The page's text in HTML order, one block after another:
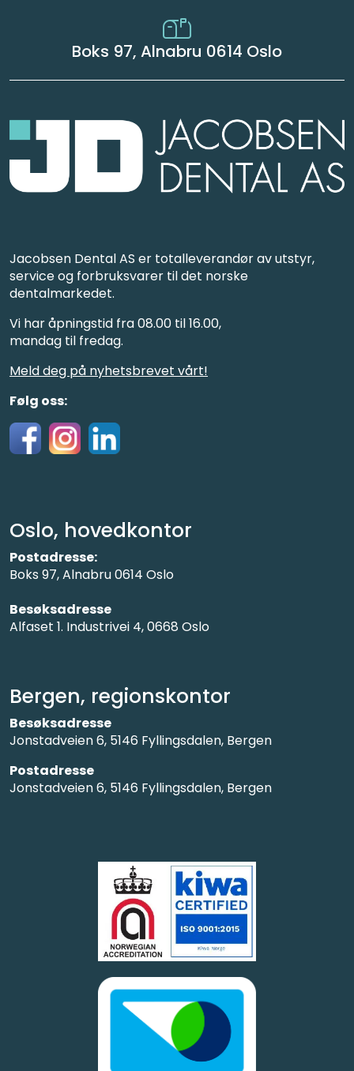
Boks 97, Alnabru 0614 Oslo
Jacobsen Dental AS er totalleverandør av utstyr,
service og forbruksvarer til det norske
dentalmarkedet.
Vi har åpningstid fra 08.00 til 16.00,
mandag til fredag.
Meld deg på nyhetsbrevet vårt!
Følg oss:
Bergen, regionskontor
Besøksadresse
Jonstadveien 6, 5146 Fyllingsdalen, Bergen
Postadresse
Jonstadveien 6, 5146 Fyllingsdalen, Bergen
Oslo, hovedkontor
Postadresse:
Boks 97, Alnabru 0614 Oslo
Besøksadresse
Alfaset 1. Industrivei 4, 0668 Oslo